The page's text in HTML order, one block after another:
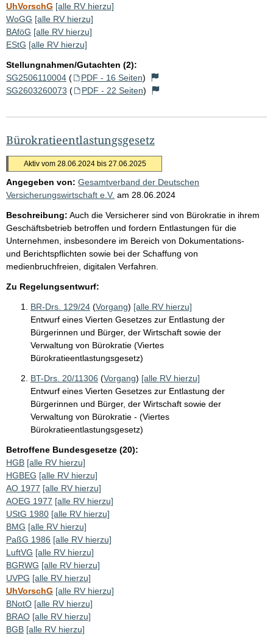
UhVorschG [alle RV hierzu]
WoGG [alle RV hierzu]
BAföG [alle RV hierzu]
EStG [alle RV hierzu]
Stellungnahmen/Gutachten (2):
SG2506110004 ( PDF - 16 Seiten)
SG2603260073 ( PDF - 22 Seiten)
Bürokratieentlastungsgesetz
Aktiv vom 28.06.2024 bis 27.06.2025
Angegeben von: Gesamtverband der Deutschen
Versicherungswirtschaft e.V. am 28.06.2024
Beschreibung: Auch die Versicherer sind von Bürokratie in ihrem
Geschäftsbetrieb betroffen und fordern Entlastungen für die
Unternehmen, insbesondere im Bereich von Dokumentations-
und Berichtspflichten sowie bei der Schaffung von
medienbruchfreien, digitalen Verfahren.
Zu Regelungsentwurf:
BR-Drs. 129/24 (Vorgang) [alle RV hierzu]
Entwurf eines Vierten Gesetzes zur Entlastung der
Bürgerinnen und Bürger, der Wirtschaft sowie der
Verwaltung von Bürokratie (Viertes
Bürokratieentlastungsgesetz)
BT-Drs. 20/11306 (Vorgang) [alle RV hierzu]
Entwurf eines Vierten Gesetzes zur Entlastung der
Bürgerinnen und Bürger, der Wirtschaft sowie der
Verwaltung von Bürokratie - (Viertes
Bürokratieentlastungsgesetz)
Betroffene Bundesgesetze (20):
HGB [alle RV hierzu]
HGBEG [alle RV hierzu]
AO 1977 [alle RV hierzu]
AOEG 1977 [alle RV hierzu]
UStG 1980 [alle RV hierzu]
BMG [alle RV hierzu]
PaßG 1986 [alle RV hierzu]
LuftVG [alle RV hierzu]
BGRWG [alle RV hierzu]
UVPG [alle RV hierzu]
UhVorschG [alle RV hierzu]
BNotO [alle RV hierzu]
BRAO [alle RV hierzu]
BGB [alle RV hierzu]